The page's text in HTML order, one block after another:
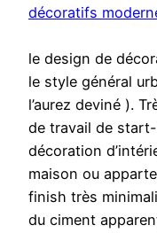
décoratifs
le design de
le style général
l’aurez deviné ).
de travail de
décoration
maison ou
finish très
du ciment